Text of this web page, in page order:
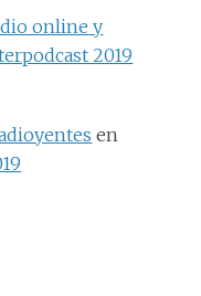
online y
2019
en